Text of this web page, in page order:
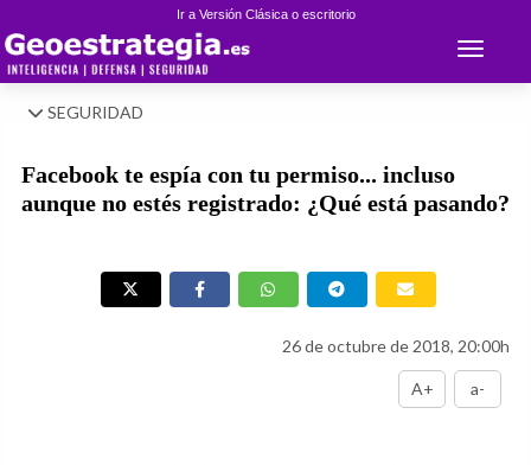
Ir a Versión Clásica o escritorio
Toggle
SEGURIDAD
Facebook te espía con tu permiso... incluso
aunque no estés registrado: ¿Qué está pasando?
26 de octubre de 2018, 20:00h
A+ a-